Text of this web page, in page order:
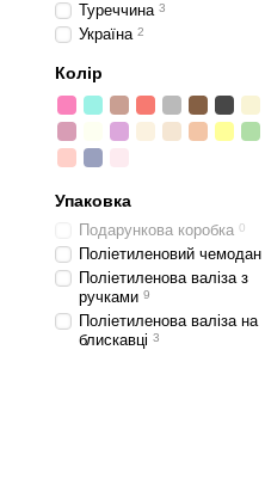
Туреччина 3
Україна 2
Колір
Упаковка
Подарункова коробка 0
Поліетиленовий чемодан
Поліетиленова валіза з
ручками 9
Поліетиленова валіза на
блискавці 3